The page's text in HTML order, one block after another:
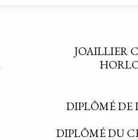
JOAILLIER
DIPLÔMÉ DE
DIPLÔMÉ DU